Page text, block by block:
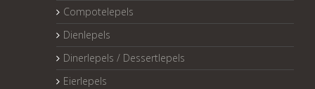
Compotelepels
Dienlepels
Dinerlepels / Dessertlepels
Eierlepels